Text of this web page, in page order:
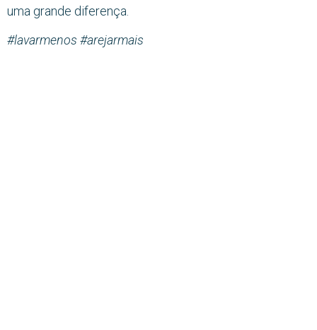
uma grande diferença.
#lavarmenos #arejarmais